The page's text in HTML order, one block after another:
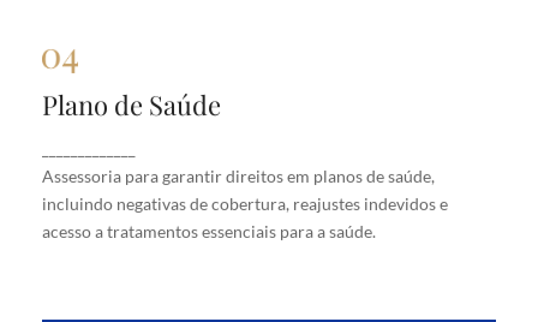
Plano de Saúde
Assessoria para garantir direitos em planos de saúde,
incluindo negativas de cobertura, reajustes indevidos e
acesso a tratamentos essenciais para a saúde.
Plano de Saúde
saúde, incluindo negativas de cobertura, reajustes
indevidos e acesso a tratamentos essenciais para a
saúde.